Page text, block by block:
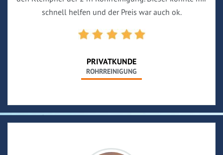
schnell helfen und der Preis war auch ok.
PRIVATKUNDE
ROHRREINIGUNG